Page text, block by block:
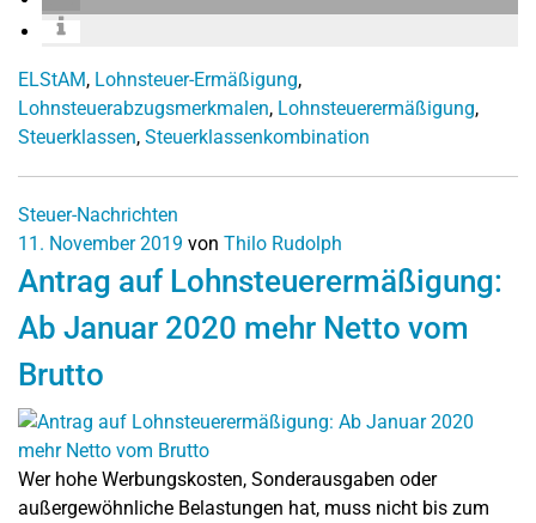
ELStAM, Lohnsteuer-Ermäßigung,
Lohnsteuerabzugsmerkmalen, Lohnsteuerermäßigung,
Steuerklassen, Steuerklassenkombination
Steuer-Nachrichten
11. November 2019 von Thilo Rudolph
Antrag auf Lohnsteuerermäßigung:
Ab Januar 2020 mehr Netto vom
Brutto
Wer hohe Werbungskosten, Sonderausgaben oder
außergewöhnliche Belastungen hat, muss nicht bis zum